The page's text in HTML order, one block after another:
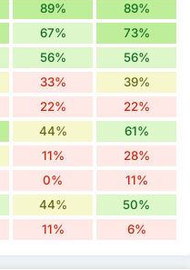
89% 89%
67% 73%
56% 56%
33% 39%
22% 22%
44% 61%
11% 28%
0% 11%
44% 50%
11% 6%